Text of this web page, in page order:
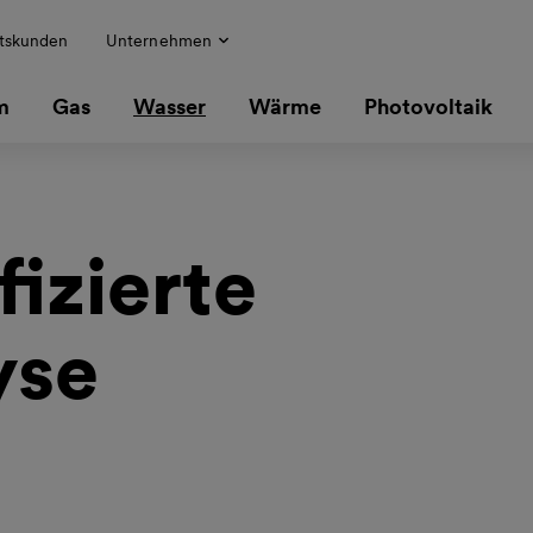
Unternehmen
Gas Wasser Wärme Photovoltaik